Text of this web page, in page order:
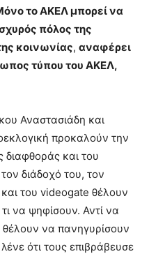
το ΑΚΕΛ μπορεί να
πόλος της
κοινωνίας, αναφέρει
τύπου του ΑΚΕΛ,
Αναστασιάδη και
προκαλούν την
διαφθοράς και του
διάδοχό του, τον
του videogate θέλουν
να ψηφίσουν. Αντί να
να πανηγυρίσουν
ότι τους επιβράβευσε